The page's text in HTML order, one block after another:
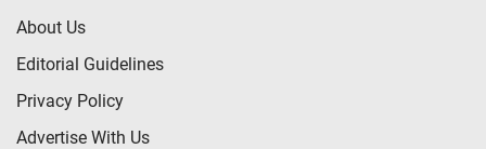
About Us
Editorial Guidelines
Privacy Policy
Advertise With Us